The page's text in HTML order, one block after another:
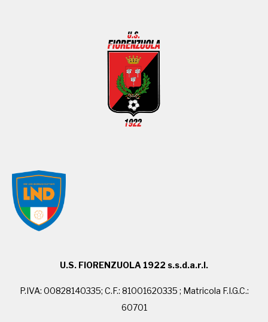
U.S. FIORENZUOLA 1922 s.s.d.a.r.l.
P.IVA: 00828140335; C.F.: 81001620335 ; Matricola F.I.G.C.:
60701